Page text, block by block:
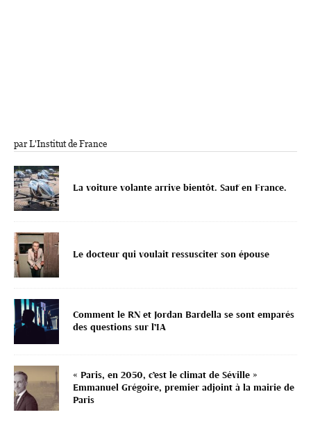
par L'Institut de France
La voiture volante arrive bientôt. Sauf en France.
Le docteur qui voulait ressusciter son épouse
Comment le RN et Jordan Bardella se sont emparés
des questions sur l’IA
« Paris, en 2050, c’est le climat de Séville »
Emmanuel Grégoire, premier adjoint à la mairie de
Paris